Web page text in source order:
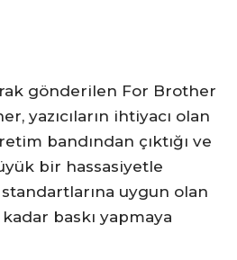
gönderilen For Brother
yazıcıların ihtiyacı olan
bandından çıktığı ve
bir hassasiyetle
standartlarına uygun olan
baskı yapmaya